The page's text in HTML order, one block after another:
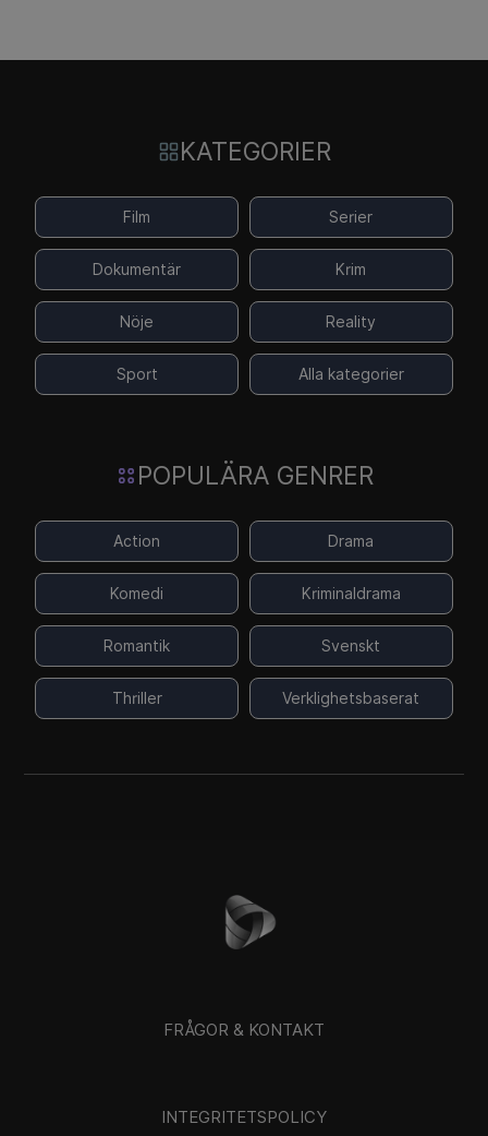
KATEGORIER
Film Serier
Dokumentär Krim
Nöje Reality
Sport Alla kategorier
POPULÄRA GENRER
Action Drama
Komedi Kriminaldrama
Romantik Svenskt
Thriller Verklighetsbaserat
FRÅGOR & KONTAKT
INTEGRITETSPOLICY